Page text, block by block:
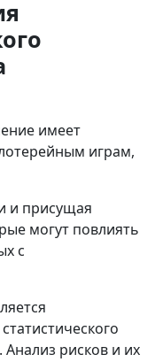
имеет
играм,
и присущая
могут повлиять
с
рисков и их